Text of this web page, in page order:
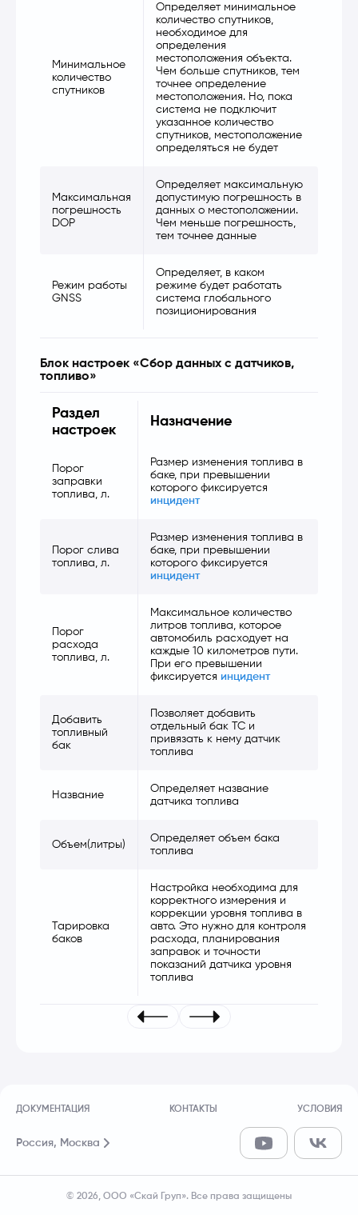
Минимальное
количество
спутников
Определяет минимальное
количество спутников,
необходимое для
определения
местоположения объекта.
Чем больше спутников, тем
точнее определение
местоположения. Но, пока
система не подключит
указанное количество
спутников, местоположение
определяться не будет
Максимальная
погрешность
DOP
Определяет максимальную
допустимую погрешность в
данных о местоположении.
Чем меньше погрешность,
тем точнее данные
Режим работы
GNSS
Определяет, в каком
режиме будет работать
система глобального
позиционирования
Блок настроек «Сбор данных с датчиков,
топливо»
Раздел
настроек
Назначение
Порог
заправки
топлива, л.
Размер изменения топлива в
баке, при превышении
которого фиксируется
инцидент
Порог слива
топлива, л.
Размер изменения топлива в
баке, при превышении
которого фиксируется
инцидент
Порог
расхода
топлива, л.
Максимальное количество
литров топлива, которое
автомобиль расходует на
каждые 10 километров пути.
При его превышении
фиксируется инцидент
Добавить
топливный
бак
Позволяет добавить
отдельный бак ТС и
привязать к нему датчик
топлива
Название
Определяет название
датчика топлива
Объем(литры)
Определяет объем бака
топлива
Тарировка
баков
Настройка необходима для
корректного измерения и
коррекции уровня топлива в
авто. Это нужно для контроля
расхода, планирования
заправок и точности
показаний датчика уровня
топлива
© 2026, ООО «Скай Груп». Все права защищены
ДОКУМЕНТАЦИЯ КОНТАКТЫ УСЛОВИЯ
Россия, Москва